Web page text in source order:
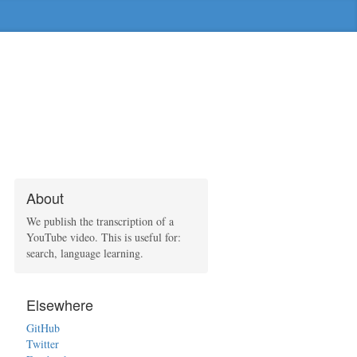
About
We publish the transcription of a
YouTube video. This is useful for:
search, language learning.
Elsewhere
GitHub
Twitter